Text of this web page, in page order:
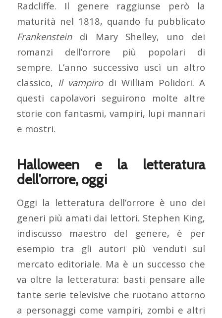
Radcliffe. Il genere raggiunse però la
maturità nel 1818, quando fu pubblicato
Frankensteindi Mary Shelley, uno dei
romanzi dell’orrore più popolari di
sempre. L’anno successivo uscì un altro
classico, Il vampirodi William Polidori. A
questi capolavori seguirono molte altre
storie con fantasmi, vampiri, lupi mannari
e mostri.
Halloween e la letteratura
dell’orrore, oggi
Oggi la letteratura dell’orrore è uno dei
generi più amati dai lettori. Stephen King,
indiscusso maestro del genere, è per
esempio tra gli autori più venduti sul
mercato editoriale. Ma è un successo che
va oltre la letteratura: basti pensare alle
tante serie televisive che ruotano attorno
a personaggi come vampiri, zombi e altri